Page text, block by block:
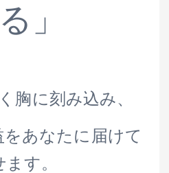
」
胸に刻み込み、
あなたに届けて
す。